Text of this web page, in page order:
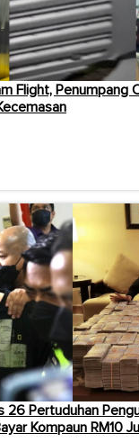
Flight, Penumpang
26 Pertuduhan
Kompaun RM10